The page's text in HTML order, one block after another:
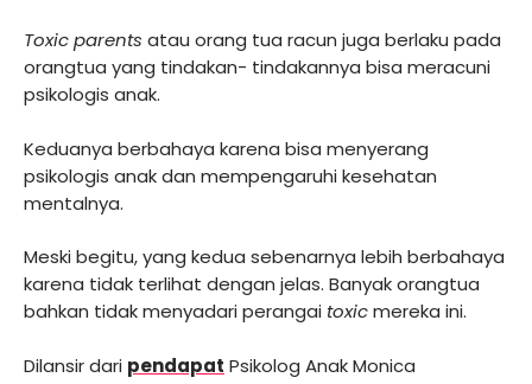
Toxic parents atau orang tua racun juga berlaku pada
orangtua yang tindakan- tindakannya bisa meracuni
psikologis anak.
Keduanya berbahaya karena bisa menyerang
psikologis anak dan mempengaruhi kesehatan
mentalnya.
Meski begitu, yang kedua sebenarnya lebih berbahaya
karena tidak terlihat dengan jelas. Banyak orangtua
bahkan tidak menyadari perangai toxicmereka ini.
Dilansir dari pendapat Psikolog Anak Monica